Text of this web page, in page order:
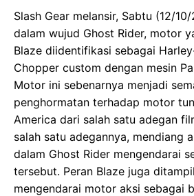
Slash Gear melansir, Sabtu (12/
dalam wujud Ghost Rider, motor
Blaze diidentifikasi sebagai
Chopper custom dengan mesin
Motor ini sebenarnya menjadi
penghormatan terhadap motor
America dari salah satu adegan
salah satu adegannya, mendiang
dalam Ghost Rider mengendarai
tersebut. Peran Blaze juga
mengendarai motor aksi sebagai